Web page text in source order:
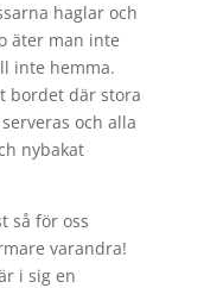
haglar och
äter man inte
inte hemma.
bordet där stora
och alla
nybakat
så för oss
varandra!
i sig en